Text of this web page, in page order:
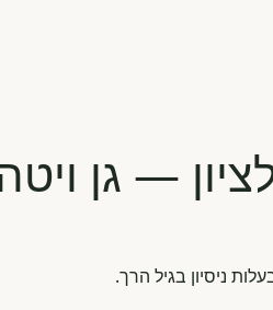
— גן
ניסיון בגיל הרך.